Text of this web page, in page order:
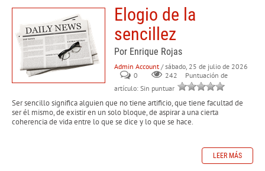
Elogio de la
sencillez
Por Enrique Rojas
Admin Account / sábado, 25 de julio de 2026
0
242
Puntuación de
artículo: Sin puntuar
Ser sencillo significa alguien que no tiene artificio, que tiene facultad de
ser él mismo, de existir en un solo bloque, de aspirar a una cierta
coherencia de vida entre lo que se dice y lo que se hace.
LEER MÁS